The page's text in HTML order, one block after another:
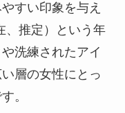
すい印象を与え
、推定）という年
洗練されたアイ
層の女性にとっ
。